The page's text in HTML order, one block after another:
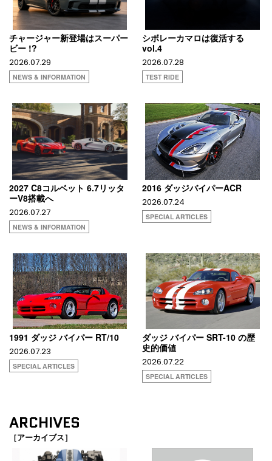
チャージャー新登場はスーパー
ビー !?
2026.07.29
NEWS & INFORMATION
シボレーカマロは復活する
vol.4
2026.07.28
TEST RIDE
2027 C8コルベット 6.7リッタ
ーV8搭載へ
2026.07.27
NEWS & INFORMATION
2016 ダッジバイパーACR
2026.07.24
SPECIAL ARTICLES
1991 ダッジ バイパー RT/10
2026.07.23
SPECIAL ARTICLES
ダッジ バイパー SRT-10 の歴
史的価値
2026.07.22
SPECIAL ARTICLES
ARCHIVES
［アーカイブス］